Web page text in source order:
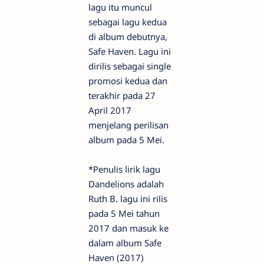
lagu itu muncul
sebagai lagu kedua
di album debutnya,
Safe Haven. Lagu ini
dirilis sebagai single
promosi kedua dan
terakhir pada 27
April 2017
menjelang perilisan
album pada 5 Mei.
*Penulis lirik lagu
Dandelions adalah
Ruth B. lagu ini rilis
pada 5 Mei tahun
2017 dan masuk ke
dalam album Safe
Haven (2017)